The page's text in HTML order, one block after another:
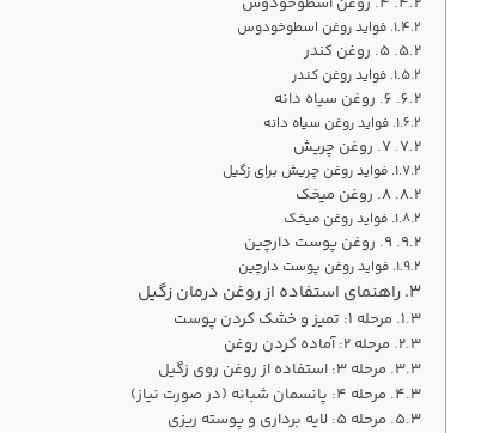
فواید روغن اسطوخودوس
5. روغن کندر
فواید روغن کندر
6. روغن سیاه دانه
فواید روغن سیاه دانه
7. روغن چریش
فواید روغن چریش برای زگیل
۸. روغن میخک
فواید روغن میخک
۹. روغن پوست دارچین
فواید روغن پوست دارچین
راهنمای استفاده از روغن درمان زگیل
مرحله 1: تمیز و خشک کردن پوست
مرحله 2: آماده کردن روغن
مرحله 3: استفاده از روغن روی زگیل
مرحله 4: پانسمان شبانه (در صورت نیاز)
مرحله 5: لایه برداری و پوسته ریزی